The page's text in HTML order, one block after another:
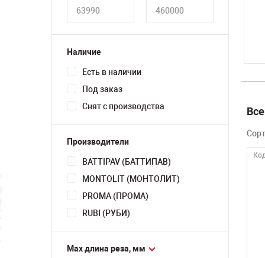
Наличие
Есть в наличии
Под заказ
Снят с производства
Производители
BATTIPAV (БАТТИПАВ)
MONTOLIT (МОНТОЛИТ)
PROMA (ПРОМА)
RUBI (РУБИ)
Мах длина реза, мм